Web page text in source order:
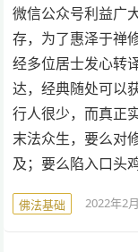
微信公众号利益广
存，为了惠泽于禅
经多位居士发心转
达，经典随处可以
行人很少，而真正
末法众生，要么对
及；要么陷入口头
佛法基础 2022年2